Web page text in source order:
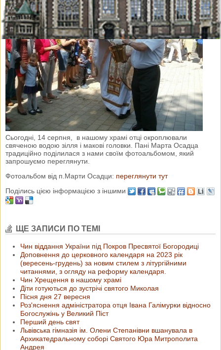
Сьогодні, 14 серпня, в нашому храмі отці окроплювали
свяченою водою зілля і макові головки. Пані Марта Осадца
традиційно поділилася з нами своїм фотоальбомом, який
запрошуємо переглянути.
Фотоальбом від п.Марти Осадци: переглянути тут
Поділись цією інформацією з іншими
ЩЕ ЗАПИСИ ПО ТЕМІ
Чин віддання України під Покров Пресвятої Богородиці
Доповнення до церковного календаря на 2023 рік
(вересень-грудень) за новим стилем з літургійними
читаннями, з огляду на реформу календаря.
Чин Хрещення в нашому храмі
Діти готуються до зустрічі святого Миколая
Пісня дня 27 вересня
Роз'яснення адміністратора отця Івана Галімурки відносно
Богослужінь у Великий Піст
Перший день свят
Львівська гімназія ім. Олени Степанівни вшанувала в
Архикатедральному соборі Святого Юра Митрополита
Андрея